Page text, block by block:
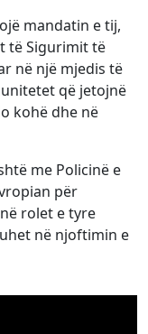
mandatin e tij,
të Sigurimit të
në një mjedis të
që jetojnë
kohë dhe në
me Policinë e
për
rolet e tyre
në njoftimin e